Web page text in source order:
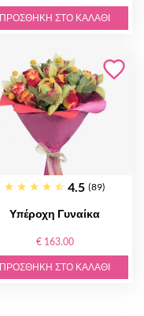
ΠΡΟΣΘΉΚΗ ΣΤΟ ΚΑΛΆΘΙ
4.5 (89)
Υπέροχη Γυναίκα
€ 163.00
ΠΡΟΣΘΉΚΗ ΣΤΟ ΚΑΛΆΘΙ